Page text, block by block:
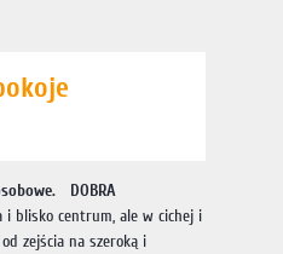
DOBRA
i blisko centrum, ale w cichej i
zejścia na szeroką i